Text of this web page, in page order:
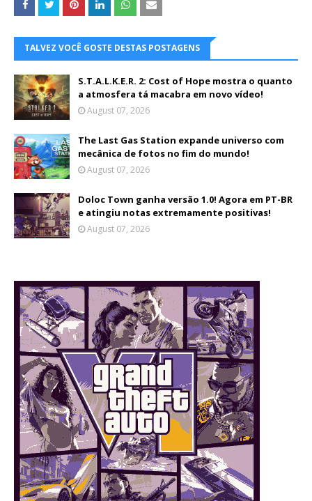
TALVEZ VOCÊ GOSTE DESTAS POSTAGENS
S.T.A.L.K.E.R. 2: Cost of Hope mostra o quanto
a atmosfera tá macabra em novo vídeo!
August 07, 2026
The Last Gas Station expande universo com
mecânica de fotos no fim do mundo!
August 07, 2026
Doloc Town ganha versão 1.0! Agora em PT-BR
e atingiu notas extremamente positivas!
August 07, 2026